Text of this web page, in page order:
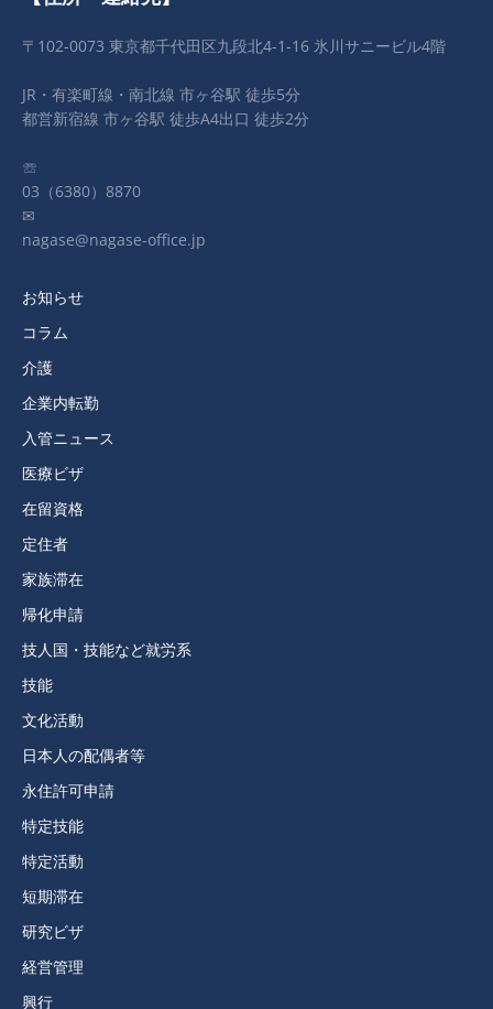
〒102-0073 東京都千代田区九段北4-1-16 氷川サニービル4階
JR・有楽町線・南北線 市ヶ谷駅 徒歩5分
都営新宿線 市ヶ谷駅 徒歩A4出口 徒歩2分
☏
03（6380）8870
✉
nagase@nagase-office.jp
お知らせ
コラム
介護
企業内転勤
入管ニュース
医療ビザ
在留資格
定住者
家族滞在
帰化申請
技人国・技能など就労系
技能
文化活動
日本人の配偶者等
永住許可申請
特定技能
特定活動
短期滞在
研究ビザ
経営管理
興行